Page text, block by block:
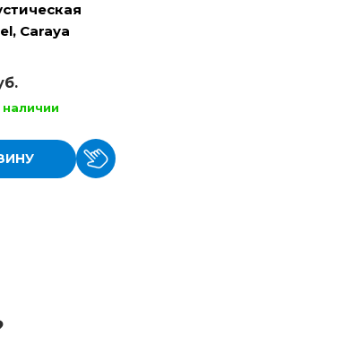
Caraya